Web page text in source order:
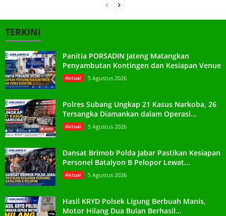
TERKINI
Panitia PORSADIN Jateng Matangkan
Penyambutan Kontingen dan Kesiapan Venue
Aktual 5 Agustus 2026
Polres Subang Ungkap 21 Kasus Narkoba, 26
Tersangka Diamankan dalam Operasi...
Aktual 5 Agustus 2026
Dansat Brimob Polda Jabar Pastikan Kesiapan
Personel Batalyon B Pelopor Lewat...
Aktual 5 Agustus 2026
Hasil KRYD Polsek Ligung Berbuah Manis,
Motor Hilang Dua Bulan Berhasil...